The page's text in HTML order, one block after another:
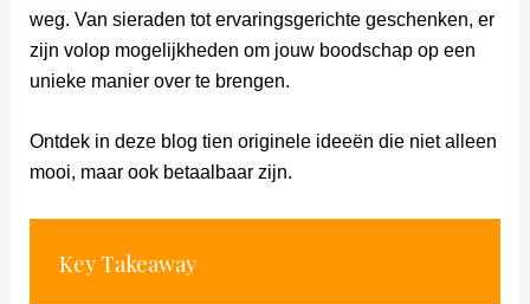
weg. Van sieraden tot ervaringsgerichte geschenken, er
zijn volop mogelijkheden om jouw boodschap op een
unieke manier over te brengen.
Ontdek in deze blog tien originele ideeën die niet alleen
mooi, maar ook betaalbaar zijn.
Key Takeaway